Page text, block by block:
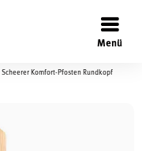
Menü
×
Scheerer Komfort-Pfosten Rundkopf